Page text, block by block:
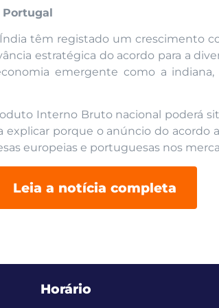
Portugal
têm registado um crescimento
estratégica do acordo para a
emergente como a
Interno Bruto nacional poderá
explicar porque o anúncio do acordo
europeias e portuguesas nos
Leia a notícia completa
Horário